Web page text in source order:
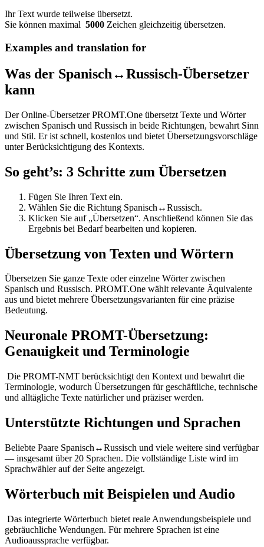
Ihr Text wurde teilweise übersetzt.
Sie können maximal 5000 Zeichen gleichzeitig übersetzen.
Examples and translation for
Was der Spanisch↔Russisch-Übersetzer
kann
Der Online-Übersetzer PROMT.One übersetzt Texte und Wörter
zwischen Spanisch und Russisch in beide Richtungen, bewahrt Sinn
und Stil. Er ist schnell, kostenlos und bietet Übersetzungsvorschläge
unter Berücksichtigung des Kontexts.
So geht’s: 3 Schritte zum Übersetzen
Fügen Sie Ihren Text ein.
Wählen Sie die Richtung Spanisch↔Russisch.
Klicken Sie auf „Übersetzen“. Anschließend können Sie das
Ergebnis bei Bedarf bearbeiten und kopieren.
Übersetzung von Texten und Wörtern
Übersetzen Sie ganze Texte oder einzelne Wörter zwischen
Spanisch und Russisch. PROMT.One wählt relevante Äquivalente
aus und bietet mehrere Übersetzungsvarianten für eine präzise
Bedeutung.
Neuronale PROMT-Übersetzung:
Genauigkeit und Terminologie
Die PROMT-NMT berücksichtigt den Kontext und bewahrt die
Terminologie, wodurch Übersetzungen für geschäftliche, technische
und alltägliche Texte natürlicher und präziser werden.
Unterstützte Richtungen und Sprachen
Beliebte Paare Spanisch↔Russisch und viele weitere sind verfügbar
— insgesamt über 20 Sprachen. Die vollständige Liste wird im
Sprachwähler auf der Seite angezeigt.
Wörterbuch mit Beispielen und Audio
Das integrierte Wörterbuch bietet reale Anwendungsbeispiele und
gebräuchliche Wendungen. Für mehrere Sprachen ist eine
Audioaussprache verfügbar.